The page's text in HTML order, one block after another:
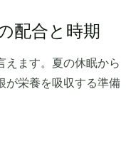
配合と時期
えます。夏の休眠から
が栄養を吸収する準備